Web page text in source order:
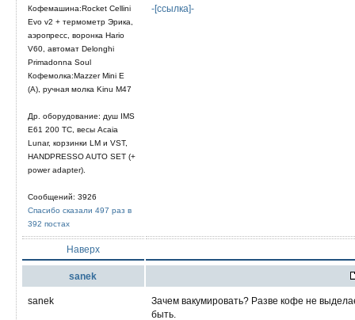
Кофемашина:Rocket Cellini
Evo v2 + термометр Эрика,
аэропресс, воронка Hario
V60, автомат Delonghi
Primadonna Soul
Кофемолка:Mazzer Mini E
(A), ручная молка Kinu M47
Др. оборудование: душ IMS
E61 200 TC, весы Acaia
Lunar, корзинки LM и VST,
HANDPRESSO AUTO SET (+
power adapter).
Сообщений: 3926
Спасибо сказали 497 раз в
392 постах
-[ссылка]-
Наверх
sanek
sanek
Зачем вакумировать? Разве кофе не
быть.